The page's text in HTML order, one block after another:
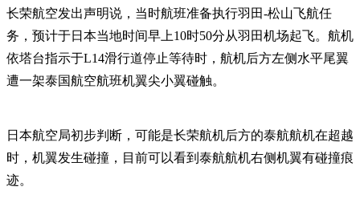
长荣航空发出声明说，当时航班准备执行羽田-松山飞航任
务，预计于日本当地时间早上10时50分从羽田机场起飞。航机
依塔台指示于L14滑行道停止等待时，航机后方左侧水平尾翼
遭一架泰国航空航班机翼尖小翼碰触。
日本航空局初步判断，可能是长荣航机后方的泰航航机在超越
时，机翼发生碰撞，目前可以看到泰航航机右侧机翼有碰撞痕
迹。